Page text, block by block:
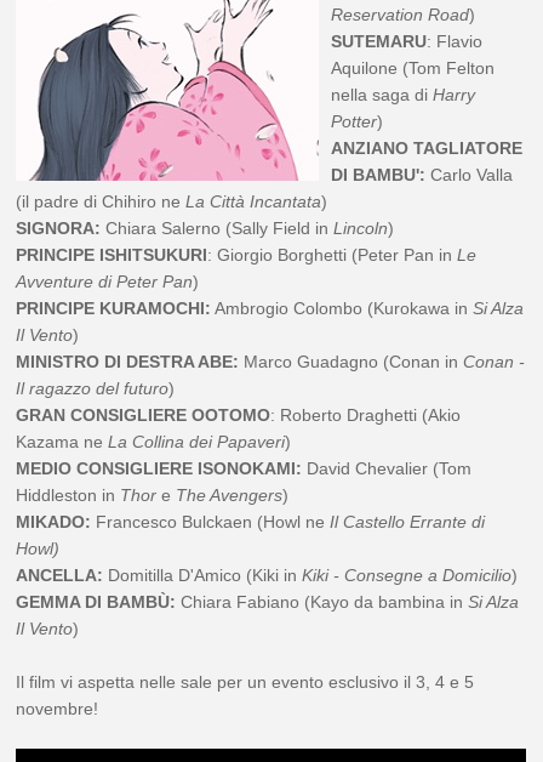
Reservation Road)
SUTEMARU: Flavio
Aquilone (Tom Felton
nella saga diHarry
Potter)
ANZIANO TAGLIATORE
DI BAMBU': Carlo Valla
(il padre di Chihiro neLa Città Incantata)
SIGNORA: Chiara Salerno (Sally Field in Lincoln)
PRINCIPE ISHITSUKURI: Giorgio Borghetti (Peter Pan inLe
Avventure di Peter Pan)
PRINCIPE KURAMOCHI: Ambrogio Colombo (Kurokawa inSi Alza
Il Vento)
MINISTRO DI DESTRA ABE: Marco Guadagno (Conan inConan -
Il ragazzo del futuro)
GRAN CONSIGLIERE OOTOMO: Roberto Draghetti (Akio
Kazama neLa Collina dei Papaveri)
MEDIO CONSIGLIERE ISONOKAMI: David Chevalier (Tom
Hiddleston in Thor e The Avengers)
MIKADO: Francesco Bulckaen (Howl neIl Castello Errante di
Howl)
ANCELLA: Domitilla D'Amico (Kiki inKiki - Consegne a Domicilio)
GEMMA DI BAMBÙ: Chiara Fabiano (Kayo da bambina inSi Alza
Il Vento)
Il film vi aspetta nelle sale per un evento esclusivo il 3, 4 e 5
novembre!